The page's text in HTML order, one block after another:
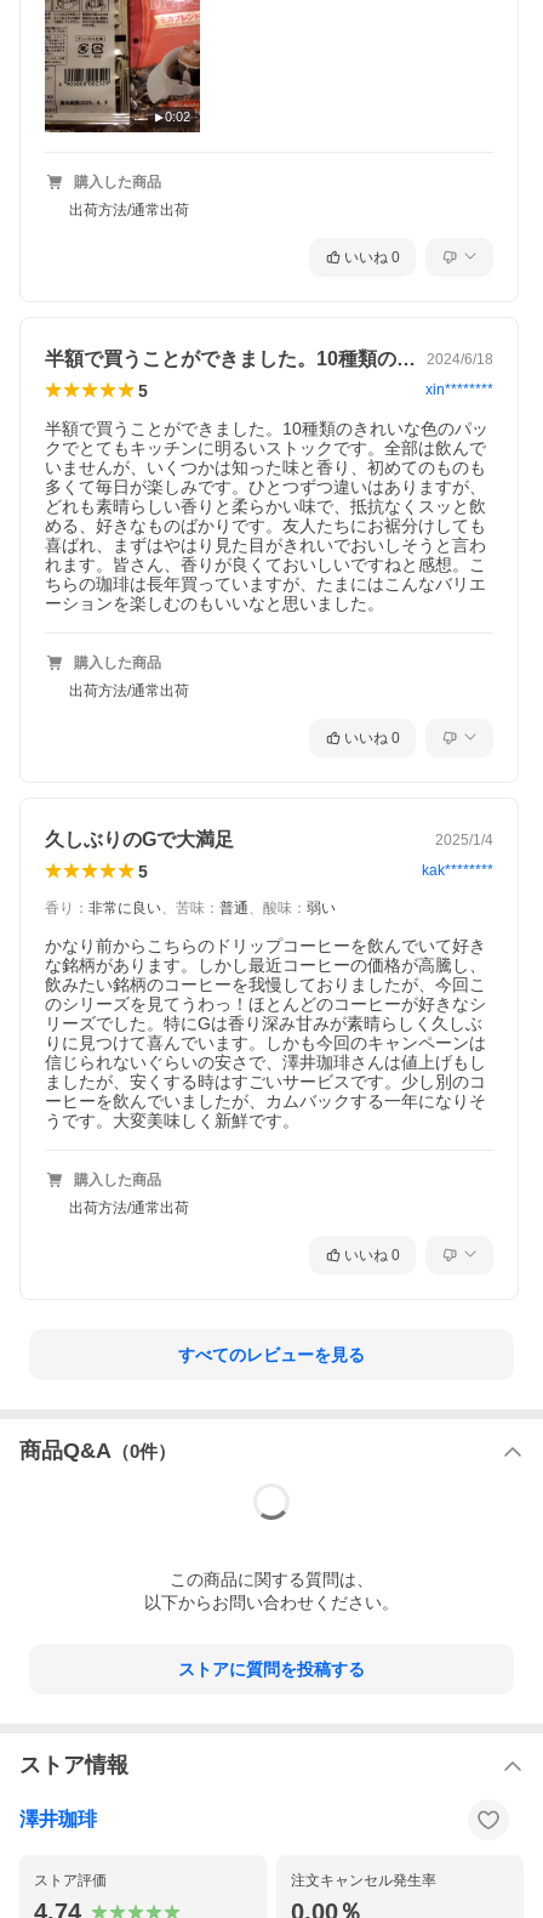
0:02
購入した商品
出荷方法/通常出荷
いいね 0
半額で買うことができました。10種類の… 2024/6/18
5 xin********
半額で買うことができました。10種類のきれいな色のパッ
クでとてもキッチンに明るいストックです。全部は飲んで
いませんが、いくつかは知った味と香り、初めてのものも
多くて毎日が楽しみです。ひとつずつ違いはありますが、
どれも素晴らしい香りと柔らかい味で、抵抗なくスッと飲
める、好きなものばかりです。友人たちにお裾分けしても
喜ばれ、まずはやはり見た目がきれいでおいしそうと言わ
れます。皆さん、香りが良くておいしいですねと感想。こ
ちらの珈琲は長年買っていますが、たまにはこんなバリエ
ーションを楽しむのもいいなと思いました。
購入した商品
出荷方法/通常出荷
いいね 0
久しぶりのGで大満足 2025/1/4
5 kak********
香り ： 非常に良い、 苦味 ： 普通、 酸味 ： 弱い
かなり前からこちらのドリップコーヒーを飲んでいて好き
な銘柄があります。しかし最近コーヒーの価格が高騰し、
飲みたい銘柄のコーヒーを我慢しておりましたが、今回こ
のシリーズを見てうわっ！ほとんどのコーヒーが好きなシ
リーズでした。特にGは香り深み甘みが素晴らしく久しぶ
りに見つけて喜んでいます。しかも今回のキャンペーンは
信じられないぐらいの安さで、澤井珈琲さんは値上げもし
ましたが、安くする時はすごいサービスです。少し別のコ
ーヒーを飲んでいましたが、カムバックする一年になりそ
うです。大変美味しく新鮮です。
購入した商品
出荷方法/通常出荷
いいね 0
すべてのレビューを見る
商品Q&A （0件）
この商品に関する質問は、
以下からお問い合わせください。
ストアに質問を投稿する
ストア情報
澤井珈琲
ストア評価
4.74
注文キャンセル発生率
0.00％